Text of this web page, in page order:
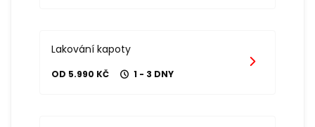
Lakování kapoty
OD 5.990 KČ 1 - 3 DNY